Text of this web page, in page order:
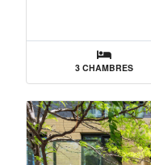
3 CHAMBRES